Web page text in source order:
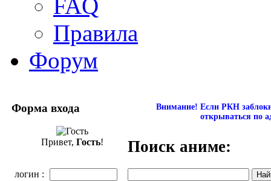
FAQ
Правила
Форум
Форма входа
Привет, Гость!
логин :
Внимание! Если РКН
открываться по
Поиск аниме: